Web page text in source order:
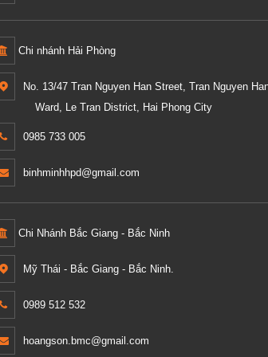
Chi nhánh Hải Phòng
No. 13/47 Tran Nguyen Han Street, Tran Nguyen
Ward, Le Tran District, Hai Phong City
0985 733 005
binhminhhpd@gmail.com
Chi Nhánh Bắc Giang - Bắc Ninh
Mỹ Thái - Bắc Giang - Bắc Ninh.
0989 512 532
hoangson.bmc@gmail.com